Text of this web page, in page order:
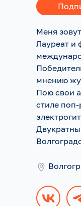
Меня
Лауреат и
мнению
Пою свои
стиле